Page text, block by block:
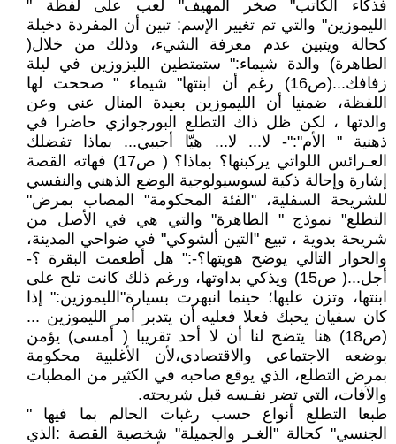
فذكاء الكاتب" صخر المهيف" لعب على لفظة "
الليموزين" والتي تم تغيير الإسم: تبين أن المفردة دخيلة
كحالة ويتبين عدم معرفة الشيء، وذلك من خلال(
الطاهرة) والدة شيماء:" ستمتطين الليزوزين في ليلة
زفافك...(ص16) رغم أن ابنتها" شيماء " صححت لها
اللفظة، ضمنيا أن الليموزين بعيدة المنال عني وعن
والدتها ، لكن ظل ذاك التطلع البورجوازي حاضرا في
ذهنية " الأم":"- لا... لا... هيّا أجيبي... بماذا تفضلك
العـرائس اللواتي يركبنها؟ بماذا؟ ( ص17) فهاته القصة
إشارة وإحالة ذكية لسوسيولوجية الوضع الذهني والنفسي
للشريحة السفلية، "الفئة المحكومة" المصاب بمرض"
التطلع" نموذج " الطاهرة" والتي هي في الأصل من
شريحة بدوية ، تبيع "التين ألشوكي" في ضواحي المدينة،
والحوار التالي يوضح هويتها؟-:" هل أطعمت البقرة ؟-
أجل...( ص15) ويذكي بداوتها، ورغم ذلك كانت تلح على
ابنتها، وتزن عليها؛ حينما انبهرت بسيارة"الليموزين:" إذا
كان سفيان يحبك فعلا فعليه أن يتدبر أمر الليموزين ...
(ص18) هنا يتضح لنا أن لا أحد تقريبا ( أمسى) يؤمن
بوضعه الاجتماعي والاقتصادي،لأن الأغلبية محكومة
بمرض التطلع، الذي يوقع صاحبه في الكثير من المطبات
والآفات، التي تضر نفـسه قبل شريحته.
طبعا التطلع أنواع حسب رغبات الحالم بما فيها "
الجنسي" كحالة "الغـر والجميلة" شخصية القصة :الذي